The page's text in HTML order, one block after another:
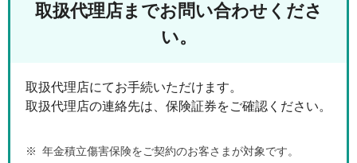
取扱代理店までお問い合わせくださ
い。
取扱代理店にてお手続いただけます。
取扱代理店の連絡先は、保険証券をご確認ください。
※ 年金積立傷害保険をご契約のお客さまが対象です。